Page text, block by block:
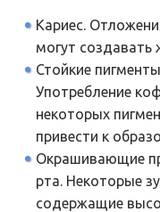
Кариес.
могут создавать
Стойкие
Употребление
некоторых
привести к
Окрашивающие
рта. Некоторые
содержащие